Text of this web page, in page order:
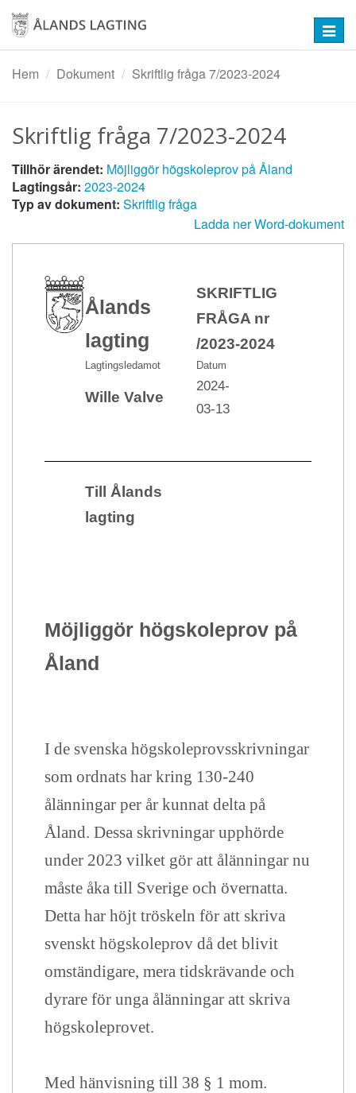
Hoppa
huvudinnehåll
Hem
Dokument Skriftlig fråga 7/2023-2024
Skriftlig fråga 7/2023-2024
Tillhör ärendet: Möjliggör högskoleprov på Åland
Lagtingsår: 2023-2024
Typ av dokument: Skriftlig fråga
Ladda ner Word-dokument
Ålands
lagting
SKRIFTLIG
FRÅGA nr
/2023-2024
Lagtingsledamot Datum
Wille Valve
2024-
03-13
Till Ålands
lagting
Möjliggör högskoleprov på
Åland
I de svenska högskoleprovsskrivningar
som ordnats har kring 130-240
ålänningar per år kunnat delta på
Åland. Dessa skrivningar upphörde
under 2023 vilket gör att ålänningar nu
måste åka till Sverige och övernatta.
Detta har höjt tröskeln för att skriva
svenskt högskoleprov då det blivit
omständigare, mera tidskrävande och
dyrare för unga ålänningar att skriva
högskoleprovet.
Med hänvisning till 38 § 1 mom.